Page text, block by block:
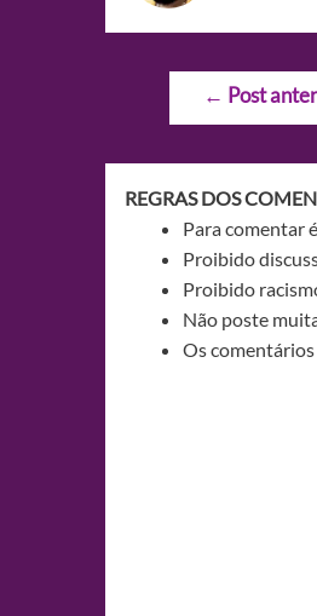
Navegação
← Post
REGRAS DOS
Para comentar
Proibido
Proibido
Não poste
Os